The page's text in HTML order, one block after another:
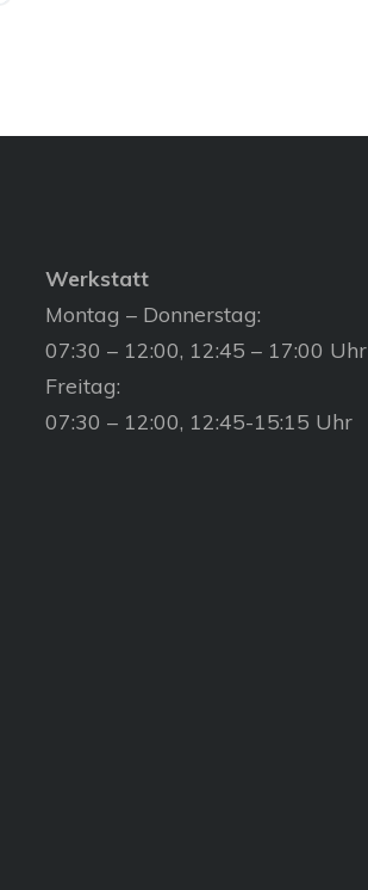
Werkstatt
Montag – Donnerstag:
07:30 – 12:00, 12:45 – 17:00 Uhr
Freitag:
07:30 – 12:00, 12:45-15:15 Uhr